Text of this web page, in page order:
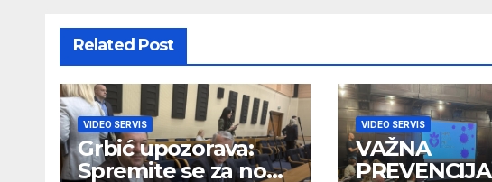
Related Post
VIDEO SERVIS
Grbić upozorava:
Spremite se za novi
VIDEO SERVIS
VAŽNA
PREVENCIJA